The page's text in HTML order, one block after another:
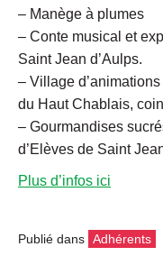
– Manège à plumes
– Conte musical et
Saint Jean d’Aulps.
– Village
du Haut Chablais,
– Gourmandises
d’Elèves de Saint
Plus d’infos ici
Publié dans Adhérents